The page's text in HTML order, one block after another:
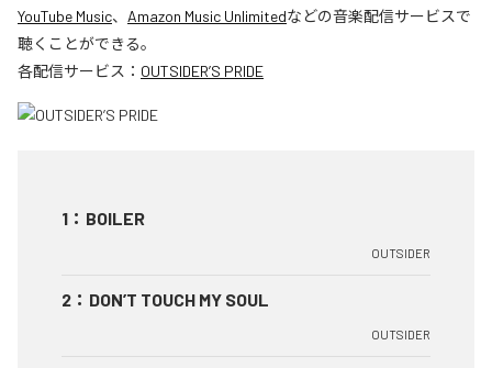
YouTube Music、 Amazon Music Unlimitedなどの音楽配信サービスで
聴くことができる。
各配信サービス： OUTSIDER’S PRIDE
1 ： BOILER
OUTSIDER
2 ： DON’T TOUCH MY SOUL
OUTSIDER